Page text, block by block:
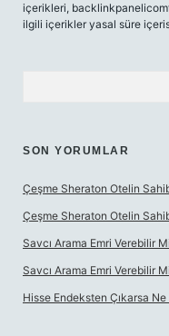
içerikleri,
ilgili içerikler yasal süre
SON YORUMLAR
Çeşme Sheraton Otelin
Çeşme Sheraton Otelin
Savcı Arama Emri Verebilir Mi
Savcı Arama Emri Verebilir Mi
Hisse Endeksten Çıkarsa Ne